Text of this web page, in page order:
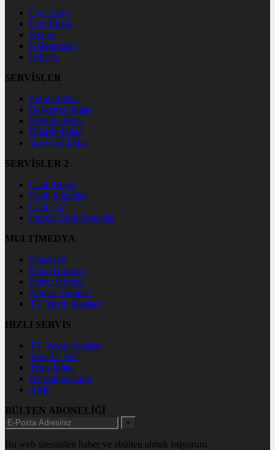
Üye Girişi
Üye Kaydı
Künye
Hakkımızda
İletişim
SERVİSLER
Futbol İddaa
Basketbol İddaa
Hentbol İddaa
Bilardo İddaa
Voleybol İddaa
SERVİSLER 2
Canlı Borsa
Canlı Sonuçlar
Canlı TV
Futbol Canlı Sonuçlar
MULTİMEDYA
Gazeteler
Hava Durumu
Haber Gönder
Namaz Vakitleri
TV Yayın Akışları
HIZLI SERVİS
TV Yayın Akışları
Yazarlar Site
Tenis İddaa
Basketbol Canlı
AMP
BÜLTEN ABONELİĞİ
+
Bu web sitesinden haber ve ebülten almak istiyorum